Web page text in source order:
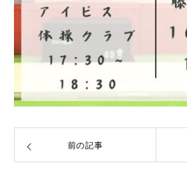
前の記事